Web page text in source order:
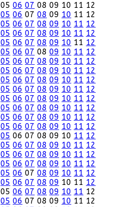
05 06 07 08 09 10 11 12
05 06 07 08 09 10 11 12
05 06 07 08 09 10 11 12
05 06 07 08 09 10 11 12
05 06 07 08 09 10 11 12
05 06 07 08 09 10 11 12
05 06 07 08 09 10 11 12
05 06 07 08 09 10 11 12
05 06 07 08 09 10 11 12
05 06 07 08 09 10 11 12
05 06 07 08 09 10 11 12
05 06 07 08 09 10 11 12
05 06 07 08 09 10 11 12
05 06 07 08 09 10 11 12
05 06 07 08 09 10 11 12
05 06 07 08 09 10 11 12
05 06 07 08 09 10 11 12
05 06 07 08 09 10 11 12
05 06 07 08 09 10 11 12
05 06 07 08 09 10 11 12
05 06 07 08 09 10 11 12
05 06 07 08 09 10 11 12